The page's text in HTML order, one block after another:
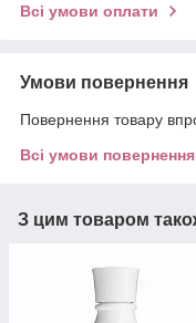
Всі умови оплати
Умови повернення
Повернення товару
Всі умови повернення
З цим товаром